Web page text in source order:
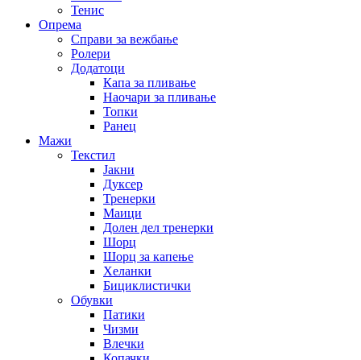
Тенис
Опрема
Справи за вежбање
Ролери
Додатоци
Капа за пливање
Наочари за пливање
Топки
Ранец
Мажи
Текстил
Јакни
Дуксер
Тренерки
Маици
Долен дел тренерки
Шорц
Шорц за капење
Хеланки
Бициклистички
Обувки
Патики
Чизми
Влечки